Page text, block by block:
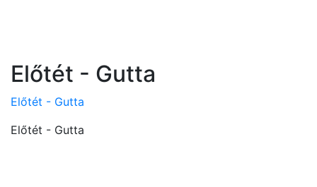
Előtét - Gutta
Előtét - Gutta
Előtét - Gutta